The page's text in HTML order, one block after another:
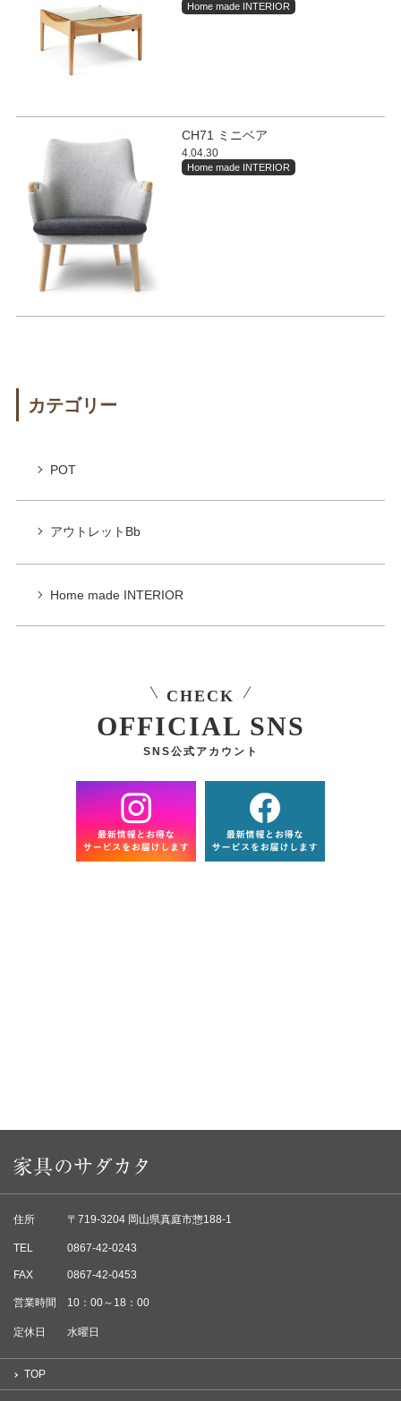
Home made INTERIOR
CH71 ミニベア
4.04.30
Home made INTERIOR
カテゴリー
POT
アウトレットBb
Home made INTERIOR
CHECK
OFFICIAL SNS
SNS公式アカウント
住所 〒719-3204 岡山県真庭市惣188-1
TEL 0867-42-0243
FAX 0867-42-0453
営業時間 10：00～18：00
定休日 水曜日
TOP